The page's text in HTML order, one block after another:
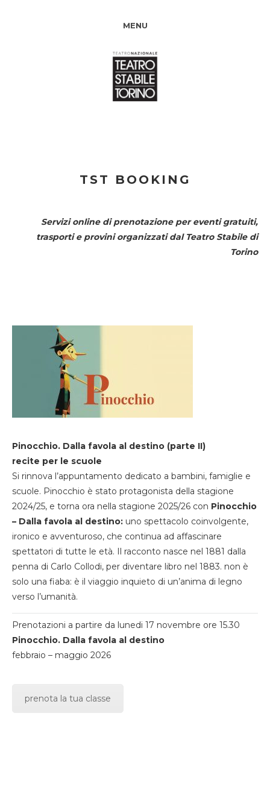
MENU
TST BOOKING
Servizi online di prenotazione per eventi gratuiti,
trasporti e provini organizzati dal Teatro Stabile di
Torino
Pinocchio. Dalla favola al destino (parte II)
recite per le scuole
Si rinnova l’appuntamento dedicato a bambini, famiglie e
scuole. Pinocchio è stato protagonista della stagione
2024/25, e torna ora nella stagione 2025/26 con Pinocchio
– Dalla favola al destino: uno spettacolo coinvolgente,
ironico e avventuroso, che continua ad affascinare
spettatori di tutte le età. Il racconto nasce nel 1881 dalla
penna di Carlo Collodi, per diventare libro nel 1883. non è
solo una fiaba: è il viaggio inquieto di un’anima di legno
verso l’umanità.
Prenotazioni a partire da lunedi 17 novembre ore 15.30
Pinocchio. Dalla favola al destino
febbraio – maggio 2026
prenota la tua classe